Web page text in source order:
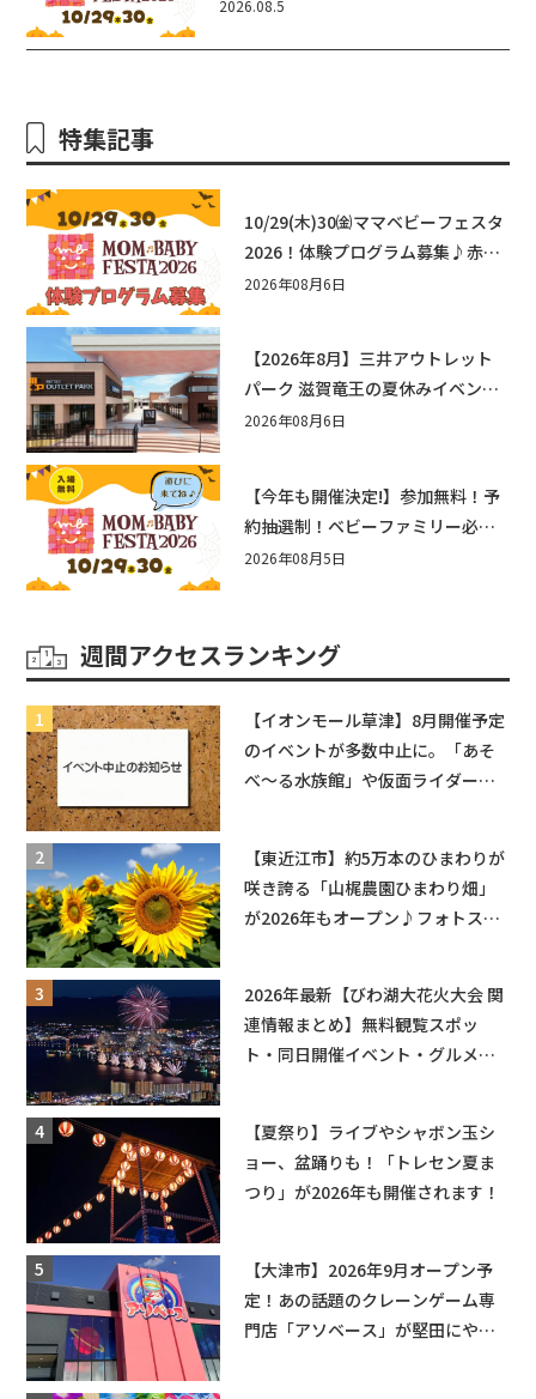
エリ守山
2026.08.5
特集記事
10/29(木)30㈮ママベビーフェスタ
2026！体験プログラム募集♪赤ち
ゃん向けイベントに出演しません
2026年08月6日
【2026年8月】三井アウトレット
パーク 滋賀竜王の夏休みイベント
まとめ！びしょぬれ水あそび・激
2026年08月6日
【今年も開催決定!】参加無料！予
約抽選制！ベビーファミリー必見
☆入場無料☆10/29(木)30(金)ママ
2026年08月5日
週間アクセスランキング
【イオンモール草津】8月開催予定
のイベントが多数中止に。「あそ
べ〜る水族館」や仮面ライダーシ
【東近江市】約5万本のひまわりが
咲き誇る「山梶農園ひまわり畑」
が2026年もオープン♪フォトスポ
2026年最新【びわ湖大花火大会 関
連情報まとめ】無料観覧スポッ
ト・同日開催イベント・グルメマ
【夏祭り】ライブやシャボン玉シ
ョー、盆踊りも！「トレセン夏ま
つり」が2026年も開催されます！
【大津市】2026年9月オープン予
定！あの話題のクレーンゲーム専
門店「アソベース」が堅田にやっ